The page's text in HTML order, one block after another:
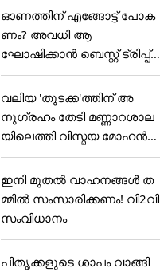
ഓണത്തിന് എങ്ങോട്ട് പോക
ണം? അവധി ആ
ഘോഷിക്കാൻ ബെസ്റ്റ് ട്രിപ്പ്
പ്ലാൻ
വലിയ 'തുടക്ക'ത്തിന് അ
നുഗ്രഹം തേടി മണ്ണാറശാല
യിലെത്തി വിസ്മയ മോഹൻ
ലാ
ഇനി മുതൽ വാഹനങ്ങൾ ത
മ്മിൽ സംസാരിക്കണം! വി2വി
സംവിധാനം
പിതൃക്കളുടെ ശാപം വാങ്ങി